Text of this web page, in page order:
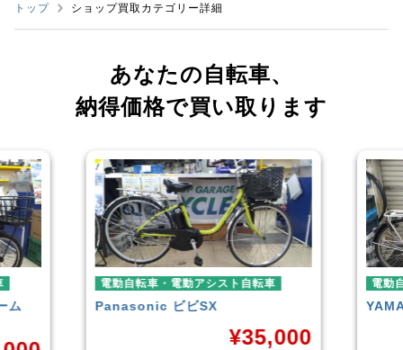
トップ ショップ買取カテゴリー詳細
あなたの自転車、
納得価格で買い取ります
車 電動自転車・電動アシスト自転車
YAMAHA PAS With
¥38,929
電